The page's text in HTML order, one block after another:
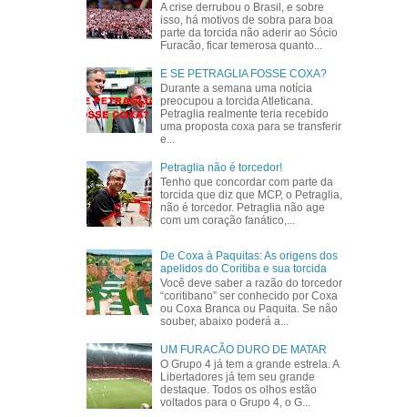
A crise derrubou o Brasil, e sobre
isso, há motivos de sobra para boa
parte da torcida não aderir ao Sócio
Furacão, ficar temerosa quanto...
E SE PETRAGLIA FOSSE COXA?
Durante a semana uma notícia
preocupou a torcida Atleticana.
Petraglia realmente teria recebido
uma proposta coxa para se transferir
e...
Petraglia não é torcedor!
Tenho que concordar com parte da
torcida que diz que MCP, o Petraglia,
não é torcedor. Petraglia não age
com um coração fanático,...
De Coxa à Paquitas: As origens dos
apelidos do Coritiba e sua torcida
Você deve saber a razão do torcedor
“coritibano” ser conhecido por Coxa
ou Coxa Branca ou Paquita. Se não
souber, abaixo poderá a...
UM FURACÃO DURO DE MATAR
O Grupo 4 já tem a grande estrela. A
Libertadores já tem seu grande
destaque. Todos os olhos estão
voltados para o Grupo 4, o G...